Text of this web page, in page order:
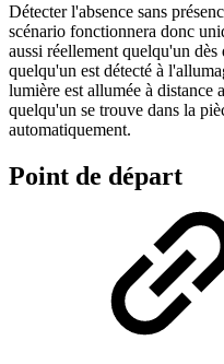
Détecter l'absence sans
scénario fonctionnera donc
aussi réellement quelqu'un
quelqu'un est détecté à
lumière est allumée à distance
quelqu'un se trouve dans la
automatiquement.
Point de départ